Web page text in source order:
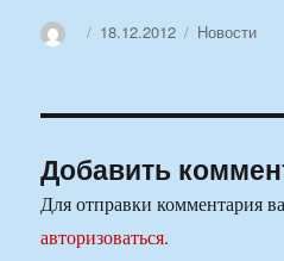
АвторОпубликовано
18.12.2012 Рубрики
Новости
Добавить
Для отправки комментария
авторизоваться.